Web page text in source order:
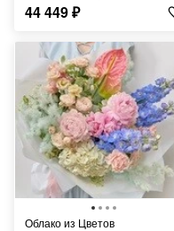
44 449₽
Облако из Цветов